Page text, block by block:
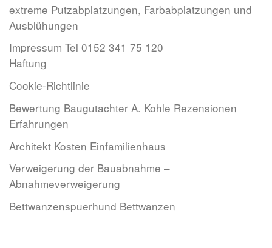
extreme Putzabplatzungen, Farbabplatzungen und
Ausblühungen
Impressum Tel 0152 341 75 120
Haftung
Cookie-Richtlinie
Bewertung Baugutachter A. Kohle Rezensionen
Erfahrungen
Architekt Kosten Einfamilienhaus
Verweigerung der Bauabnahme –
Abnahmeverweigerung
Bettwanzenspuerhund Bettwanzen